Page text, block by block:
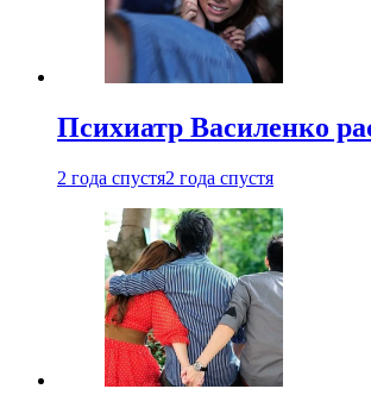
Психиатр Василенко
2 года спустя2 года спустя